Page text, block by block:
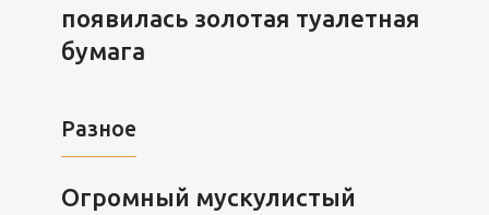
появилась золотая туалетная
бумага
Разное
Огромный мускулистый